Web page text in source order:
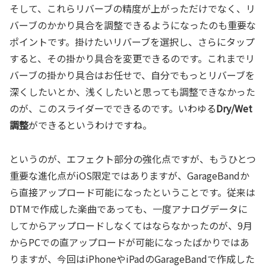
そして、これらリバーブの精度が上がっただけでなく、リ
バーブのかかり具合を調整できるようになったのも重要な
ポイントです。掛けたいリバーブを選択し、さらにタップ
すると、その掛かり具合を変更できるのです。これまでリ
バーブの掛かり具合はお任せで、自分でもっとリバーブを
深くしたいとか、浅くしたいと思っても調整できなかった
のが、このスライダーでできるのです。いわゆるDry/Wet
調整ができるというわけですね。
というのが、エフェクト部分の強化点ですが、もうひとつ
重要な進化点がiOS限定ではありますが、GarageBandか
ら直接アップロード可能になったということです。従来は
DTMで作成した楽曲であっても、一度アナログデータに
してからアップロードしなくてはならなかったのが、9月
からPCでの直アップロードが可能になったばかりではあ
りますが、今回はiPhoneやiPadのGarageBandで作成した